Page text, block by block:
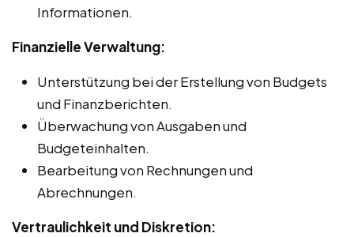
Informationen.
Finanzielle Verwaltung:
Unterstützung bei der Erstellung von Budgets
und Finanzberichten.
Überwachung von Ausgaben und
Budgeteinhalten.
Bearbeitung von Rechnungen und
Abrechnungen.
Vertraulichkeit und Diskretion: